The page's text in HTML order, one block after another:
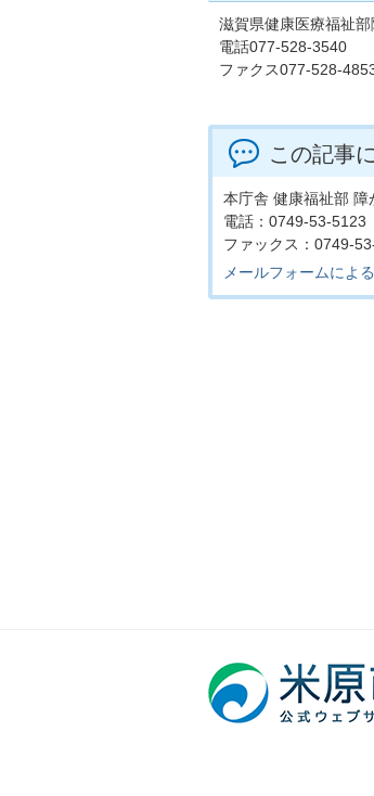
滋賀県健康医療福祉
電話077-528-3540
ファクス077-528-
この記事
本庁舎 健康福祉部 障
電話：0749-53-5123
ファックス：0749-
メールフォームによ